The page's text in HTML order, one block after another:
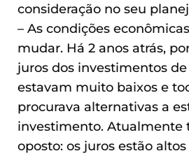
consideração no seu
– As condições
mudar. Há 2 anos atrás,
juros dos investimentos
estavam muito baixos e
procurava alternativas a
investimento. Atualmente
oposto: os juros estão